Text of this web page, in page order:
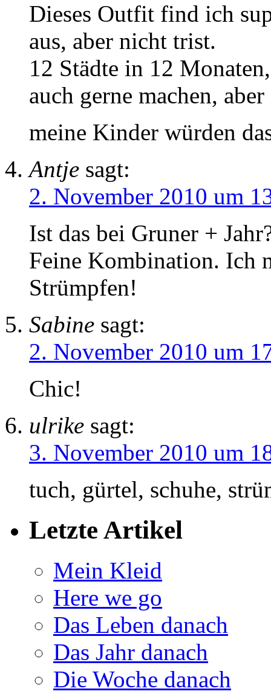
Dieses Outfit find ich
aus, aber nicht trist.
12 Städte in 12
auch gerne machen,
meine Kinder würden
Antje sagt:
2. November 2010 um
Ist das bei Gruner +
Feine Kombination. Ich
Strümpfen!
Sabine sagt:
2. November 2010 um
Chic!
ulrike sagt:
3. November 2010 um
tuch, gürtel, schuhe,
Letzte Artikel
Mein Kleid
Here we go
Das Leben danach
Das Jahr danach
Die Woche danach